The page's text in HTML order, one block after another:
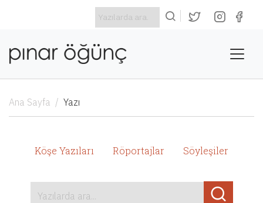
Ana Sayfa Yazı
Köşe Yazıları Röportajlar Söyleşiler
Yazılarda ara...